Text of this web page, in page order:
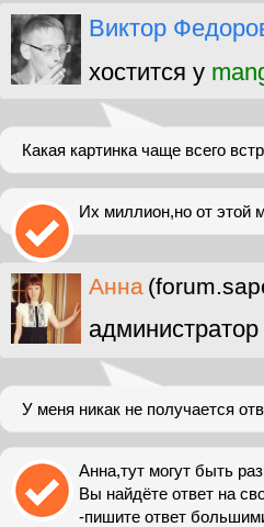
Виктор
хостится у
Какая картинка чаще всего
Их миллион,но от этой
Анна
У меня никак не получается
Анна,тут могут быть
Вы найдёте ответ на
-пишите ответ